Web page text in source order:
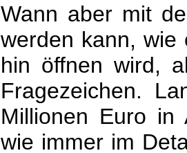
Wann aber mit
werden kann, wie
hin öffnen wird,
Fragezeichen.
Millionen Euro in
wie immer im